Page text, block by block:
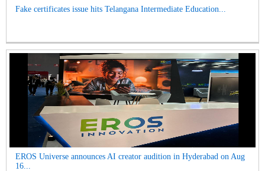
Fake certificates issue hits Telangana Intermediate Education...
EROS Universe announces AI creator audition in Hyderabad on Aug
16...